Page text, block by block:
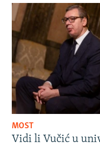
MOST
Vidi li Vučić u